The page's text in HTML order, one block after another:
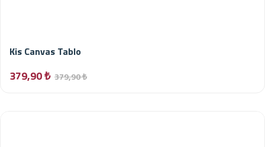
Kis Canvas Tablo
379,90 ₺ 379,90 ₺